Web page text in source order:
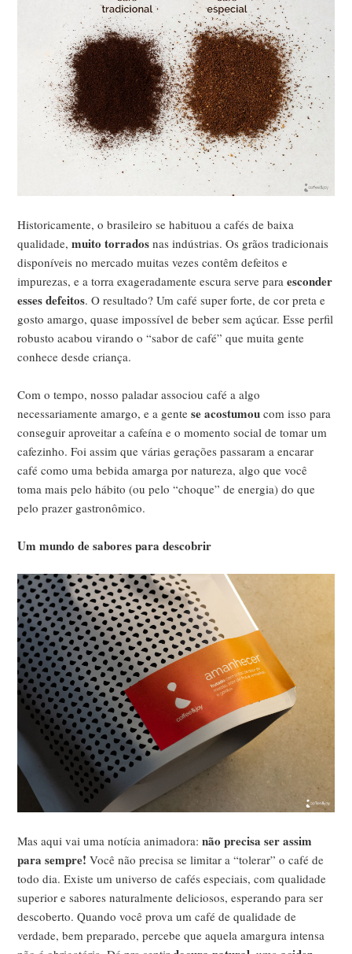
Historicamente, o brasileiro se habituou a cafés de baixa
qualidade,muito torrados nas indústrias. Os grãos tradicionais
disponíveis no mercado muitas vezes contêm defeitos e
impurezas, e a torra exageradamente escura serve paraesconder
esses defeitos. O resultado? Um café super forte, de cor preta e
gosto amargo, quase impossível de beber sem açúcar. Esse perfil
robusto acabou virando o “sabor de café” que muita gente
conhece desde criança.
Com o tempo, nosso paladar associou café a algo
necessariamente amargo, e a gentese acostumou com isso para
conseguir aproveitar a cafeína e o momento social de tomar um
cafezinho. Foi assim que várias gerações passaram a encarar
café como uma bebida amarga por natureza, algo que você
toma mais pelo hábito (ou pelo “choque” de energia) do que
pelo prazer gastronômico.
Um mundo de sabores para descobrir
Mas aqui vai uma notícia animadora:não precisa ser assim
para sempre! Você não precisa se limitar a “tolerar” o café de
todo dia. Existe um universo de cafés especiais, com qualidade
superior e sabores naturalmente deliciosos, esperando para ser
descoberto. Quando você prova um café de qualidade de
verdade, bem preparado, percebe que aquela amargura intensa